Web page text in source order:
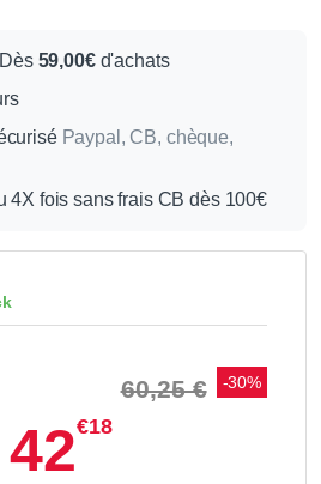
59,00€d'achats
Paypal, CB, chèque,
4X fois sans frais CB dès 100€
60,25 € -30%
42€18